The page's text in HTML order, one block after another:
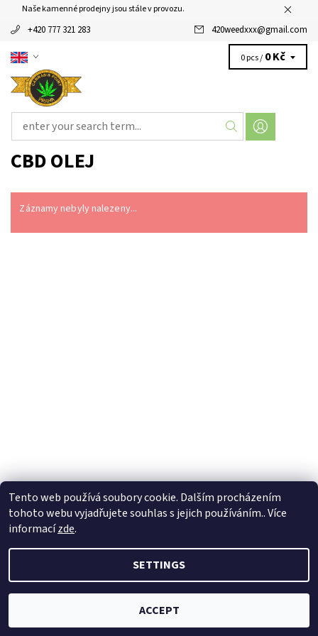
Naše kamenné prodejny jsou stále v provozu.
+420 777 321 283 420weedxxx@gmail.com
0 pcs / 0 Kč
CBD OLEJ
Záznamy nebyly nalezeny...
Created by Shoptet
Tento web používá soubory cookie. Dalším procházením
tohoto webu vyjadřujete souhlas s jejich používáním.. Více
informacízde.
SETTINGS
ACCEPT